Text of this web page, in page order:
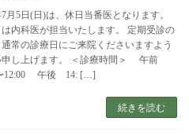
7月5日(日)は、休日当番医となります。
は内科医が担当いたします。 定期受診の
常の診療日にご来院くださいますよう
申し上げます。 ＜診療時間＞ 午前
12:00 午後 14: […]
続きを読む